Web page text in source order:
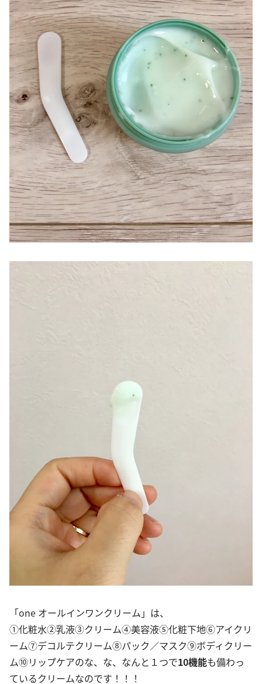
「one オールインワンクリーム」は、
①化粧水②乳液③クリーム④美容液⑤化粧下地⑥アイクリ
ーム⑦デコルテクリーム⑧パック／マスク⑨ボディクリー
ム⑩リップケアのな、な、なんと１つで10機能も備わっ
ているクリームなのです！！！